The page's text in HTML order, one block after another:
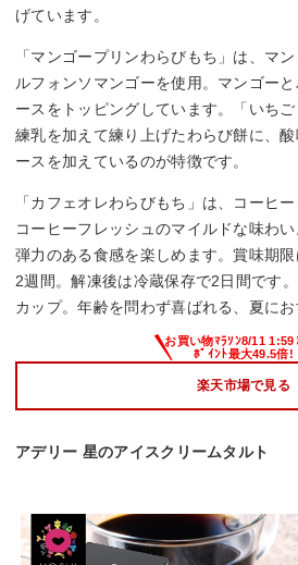
げています。
「マンゴープリンわらびもち」は、マ
ルフォンソマンゴーを使用。マンゴー
ースをトッピングしています。「いちご
練乳を加えて練り上げたわらび餅に、
ースを加えているのが特徴です。
「カフェオレわらびもち」は、コーヒ
コーヒーフレッシュのマイルドな味わい
弾力のある食感を楽しめます。賞味期
2週間。解凍後は冷蔵保存で2日間です
カップ。年齢を問わず喜ばれる、夏にお
楽天市場で見る
アデリー 星のアイスクリームタルト